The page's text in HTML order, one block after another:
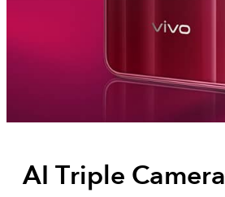
AI Triple Camera